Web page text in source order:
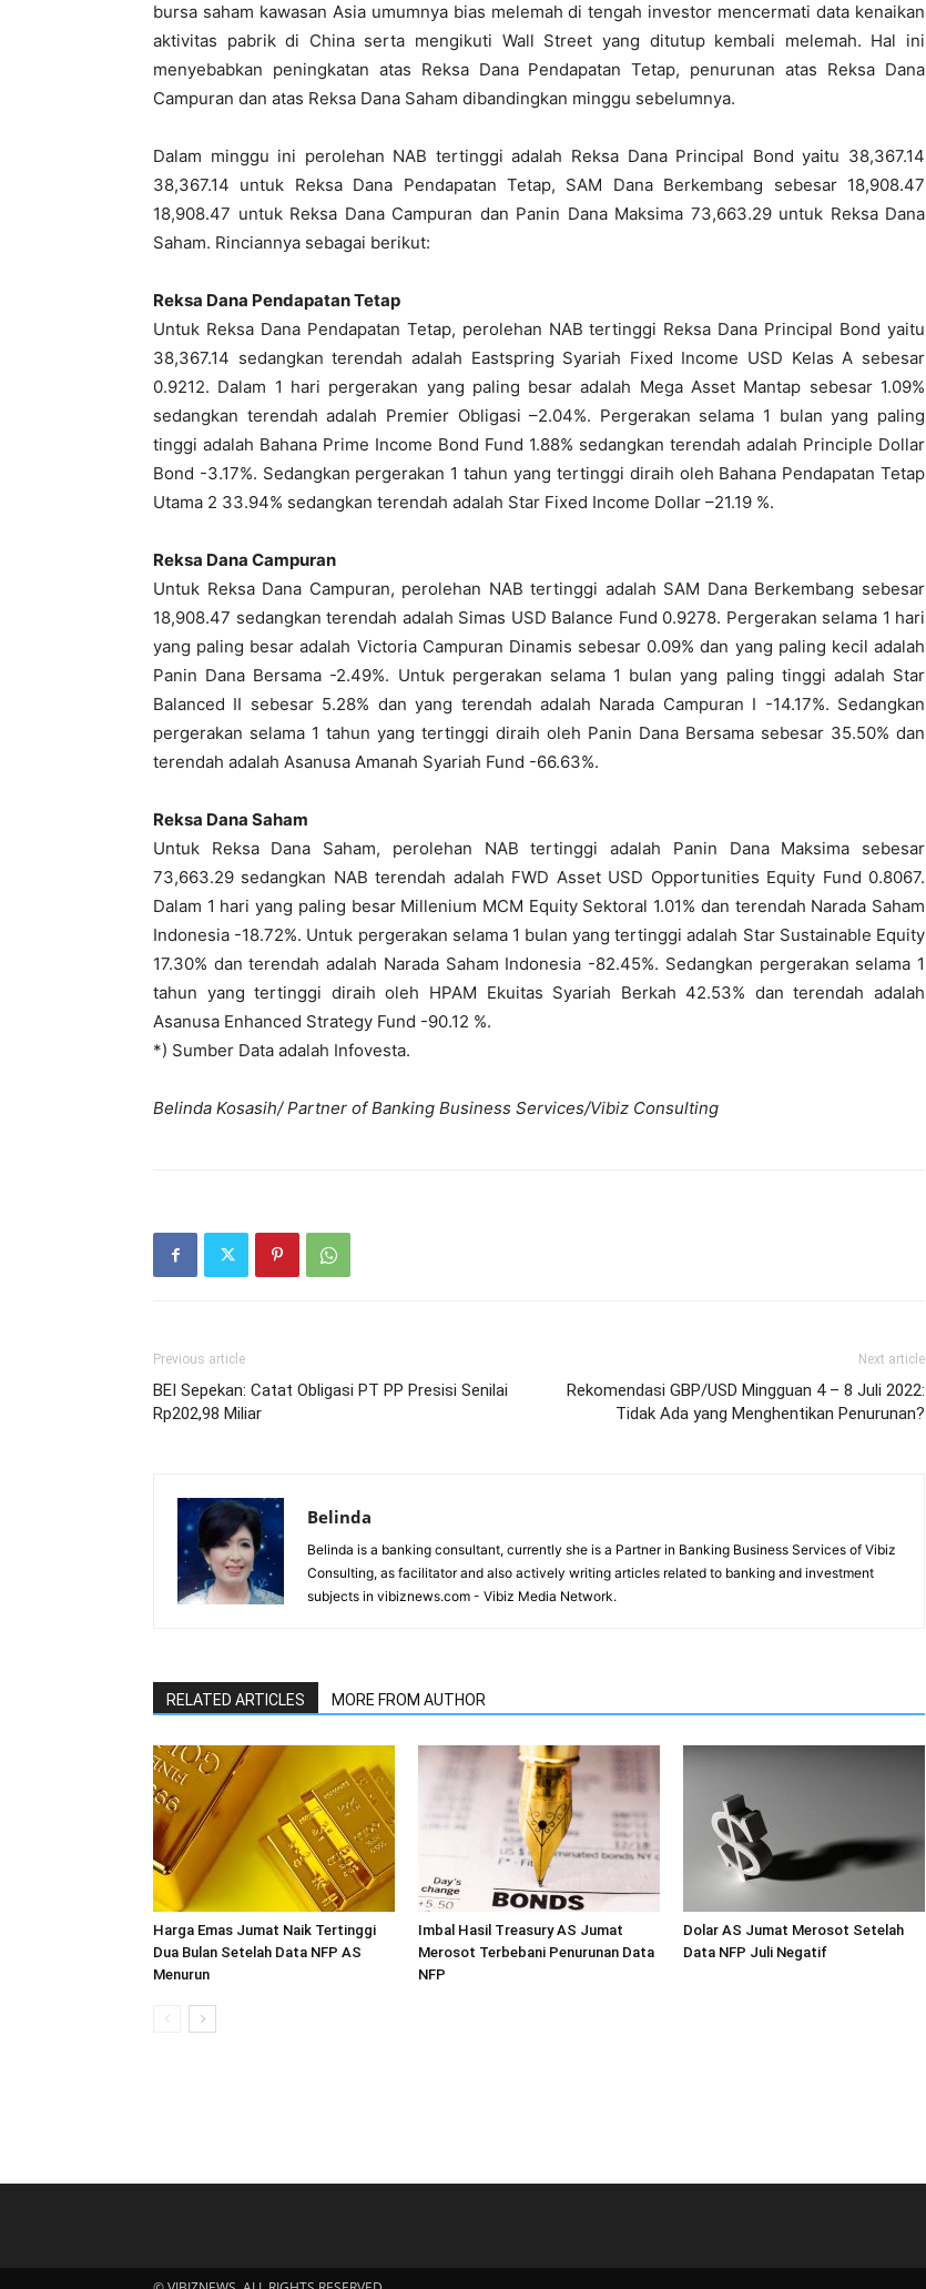
bursa saham kawasan Asia umumnya bias melemah di tengah investor mencermati data kenaikan
aktivitas pabrik di China serta mengikuti Wall Street yang ditutup kembali melemah. Hal ini
menyebabkan peningkatan atas Reksa Dana Pendapatan Tetap, penurunan atas Reksa Dana
Campuran dan atas Reksa Dana Saham dibandingkan minggu sebelumnya.
Dalam minggu ini perolehan NAB tertinggi adalah Reksa Dana Principal Bond yaitu 38,367.14
38,367.14 untuk Reksa Dana Pendapatan Tetap, SAM Dana Berkembang sebesar 18,908.47
18,908.47 untuk Reksa Dana Campuran dan Panin Dana Maksima 73,663.29 untuk Reksa Dana
Saham. Rinciannya sebagai berikut:
Reksa Dana Pendapatan Tetap
Untuk Reksa Dana Pendapatan Tetap, perolehan NAB tertinggi Reksa Dana Principal Bond yaitu
38,367.14 sedangkan terendah adalah Eastspring Syariah Fixed Income USD Kelas A sebesar
0.9212. Dalam 1 hari pergerakan yang paling besar adalah Mega Asset Mantap sebesar 1.09%
sedangkan terendah adalah Premier Obligasi –2.04%. Pergerakan selama 1 bulan yang paling
tinggi adalah Bahana Prime Income Bond Fund 1.88% sedangkan terendah adalah Principle Dollar
Bond -3.17%. Sedangkan pergerakan 1 tahun yang tertinggi diraih oleh Bahana Pendapatan Tetap
Utama 2 33.94% sedangkan terendah adalah Star Fixed Income Dollar –21.19 %.
Reksa Dana Campuran
Untuk Reksa Dana Campuran, perolehan NAB tertinggi adalah SAM Dana Berkembang sebesar
18,908.47 sedangkan terendah adalah Simas USD Balance Fund 0.9278. Pergerakan selama 1 hari
yang paling besar adalah Victoria Campuran Dinamis sebesar 0.09% dan yang paling kecil adalah
Panin Dana Bersama -2.49%. Untuk pergerakan selama 1 bulan yang paling tinggi adalah Star
Balanced II sebesar 5.28% dan yang terendah adalah Narada Campuran I -14.17%. Sedangkan
pergerakan selama 1 tahun yang tertinggi diraih oleh Panin Dana Bersama sebesar 35.50% dan
terendah adalah Asanusa Amanah Syariah Fund -66.63%.
Reksa Dana Saham
Untuk Reksa Dana Saham, perolehan NAB tertinggi adalah Panin Dana Maksima sebesar
73,663.29 sedangkan NAB terendah adalah FWD Asset USD Opportunities Equity Fund 0.8067.
Dalam 1 hari yang paling besar Millenium MCM Equity Sektoral 1.01% dan terendah Narada Saham
Indonesia -18.72%. Untuk pergerakan selama 1 bulan yang tertinggi adalah Star Sustainable Equity
17.30% dan terendah adalah Narada Saham Indonesia -82.45%. Sedangkan pergerakan selama 1
tahun yang tertinggi diraih oleh HPAM Ekuitas Syariah Berkah 42.53% dan terendah adalah
Asanusa Enhanced Strategy Fund -90.12 %.
*) Sumber Data adalah Infovesta.
Belinda Kosasih/ Partner of Banking Business Services/Vibiz Consulting
Previous article
BEI Sepekan: Catat Obligasi PT PP Presisi Senilai
Rp202,98 Miliar
Next article
Rekomendasi GBP/USD Mingguan 4 – 8 Juli 2022:
Tidak Ada yang Menghentikan Penurunan?
Belinda
Belinda is a banking consultant, currently she is a Partner in Banking Business Services of Vibiz
Consulting, as facilitator and also actively writing articles related to banking and investment
subjects in vibiznews.com - Vibiz Media Network.
RELATED ARTICLES MORE FROM AUTHOR
Harga Emas Jumat Naik Tertinggi
Dua Bulan Setelah Data NFP AS
Menurun
Imbal Hasil Treasury AS Jumat
Merosot Terbebani Penurunan Data
NFP
Dolar AS Jumat Merosot Setelah
Data NFP Juli Negatif